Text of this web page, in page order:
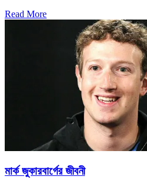
Read More
মার্ক জুকারবার্গের জীবনী